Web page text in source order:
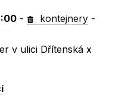
- kontejnery -
v ulici Dřítenská x